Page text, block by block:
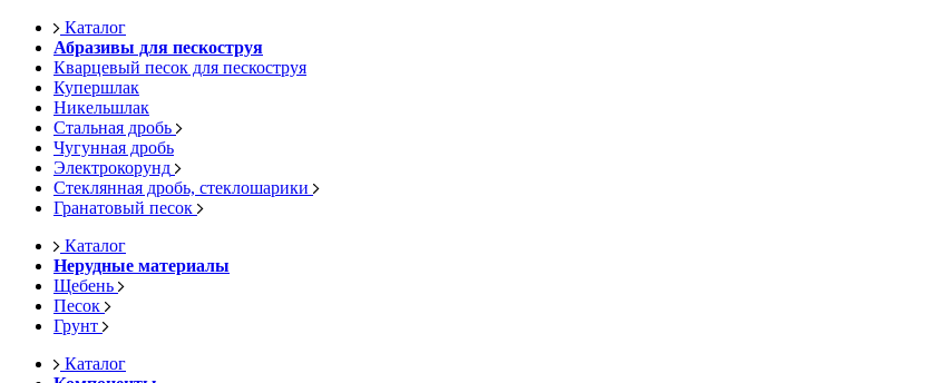
Каталог
Абразивы для пескоструя
Кварцевый песок для пескоструя
Купершлак
Никельшлак
Стальная дробь
Чугунная дробь
Электрокорунд
Стеклянная дробь, стеклошарики
Гранатовый песок
Каталог
Нерудные материалы
Щебень
Песок
Грунт
Каталог